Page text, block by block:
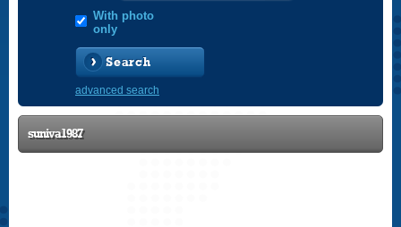
With photo
only
Search
advanced search
suniva1987